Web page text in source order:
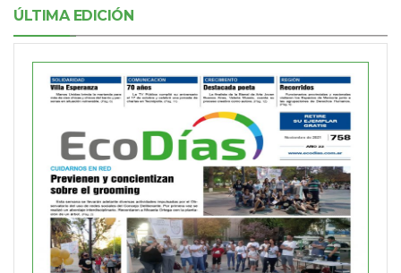
ÚLTIMA EDICIÓN